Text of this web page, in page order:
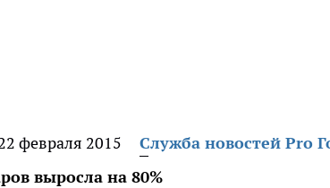
февраля 2015
Служба новостей Pro
выросла на 80%